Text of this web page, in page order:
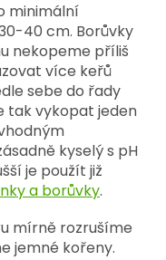
minimální
40 cm. Borůvky
nekopeme příliš
více keřů
sebe do řady
tak vykopat jeden
kyselý s pH
je použít již
a borůvky.
mírně rozrušíme
jemné kořeny.